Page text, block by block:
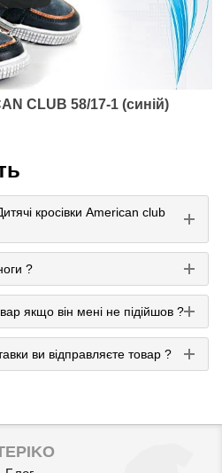
CLUB 58/17-1 (синій)
кросівки American club
?
якщо він мені не підійшов ?
ви відправляєте товар ?